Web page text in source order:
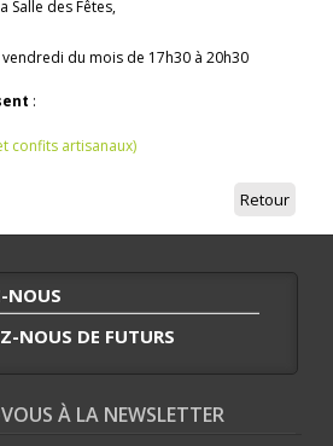
Salle des Fêtes,
du mois de 17h30 à 20h30
:
confits artisanaux)
Retour
NOUS
NOUS DE FUTURS
À LA NEWSLETTER